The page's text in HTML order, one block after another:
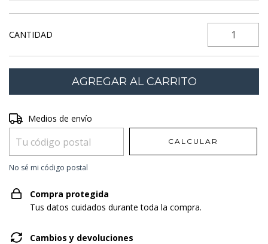
CANTIDAD
Entregas para el CP:
Medios de envío
CALCULAR
No sé mi código postal
Compra protegida
Tus datos cuidados durante toda la compra.
Cambios y devoluciones